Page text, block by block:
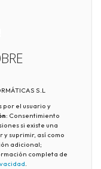
S.L
por el usuario y
: Consentimiento
si existe una
suprimir, así como
adicional;
completa de
.